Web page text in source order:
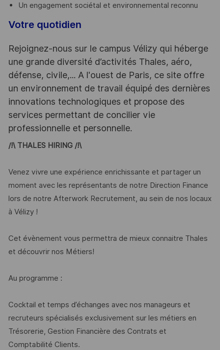
Un engagement sociétal et environnemental reconnu
Votre quotidien
Rejoignez-nous sur le campus Vélizy qui héberge
une grande diversité d’activités Thales, aéro,
défense, civile,... A l'ouest de Paris, ce site offre
un environnement de travail équipé des dernières
innovations technologiques et propose des
services permettant de concilier vie
professionnelle et personnelle.
/!\ THALES HIRING /!\
Venez vivre une expérience enrichissante et partager un
moment avec les représentants de notre Direction Finance
lors de notre Afterwork Recrutement, au sein de nos locaux
à Vélizy !
Cet évènement vous permettra de mieux connaitre Thales
et découvrir nos Métiers!
Au programme :
Cocktail et temps d’échanges avec nos manageurs et
recruteurs spécialisés exclusivement sur les métiers en
Trésorerie, Gestion Financière des Contrats et
Comptabilité Clients.